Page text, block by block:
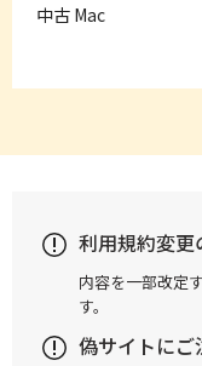
中古 Mac
利用規約変更
内容を一部改定
す。
偽サイトにご